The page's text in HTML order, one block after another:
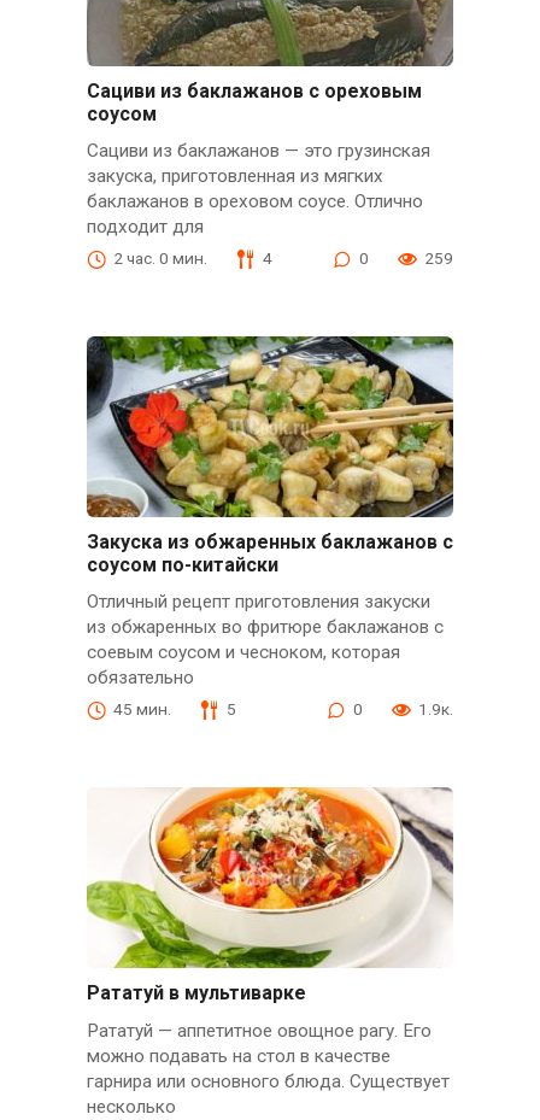
Сациви из баклажанов с ореховым
соусом
Сациви из баклажанов — это грузинская
закуска, приготовленная из мягких
баклажанов в ореховом соусе. Отлично
подходит для
2 час. 0 мин. 4 0 259
Закуска из обжаренных баклажанов с
соусом по-китайски
Отличный рецепт приготовления закуски
из обжаренных во фритюре баклажанов с
соевым соусом и чесноком, которая
обязательно
45 мин. 5 0 1.9к.
Рататуй в мультиварке
Рататуй — аппетитное овощное рагу. Его
можно подавать на стол в качестве
гарнира или основного блюда. Существует
несколько